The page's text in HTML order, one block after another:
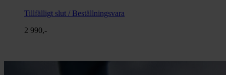
Tillfälligt slut / Beställningsvara
2 990,-